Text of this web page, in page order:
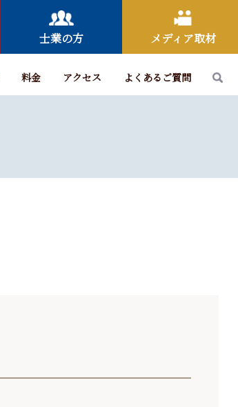
士業の方 メディア取材
料金 アクセス よくあるご質問